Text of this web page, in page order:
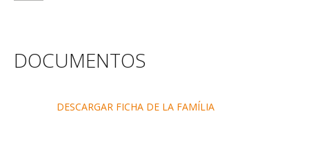
DOCUMENTOS
DESCARGAR FICHA DE LA FAMÍLIA